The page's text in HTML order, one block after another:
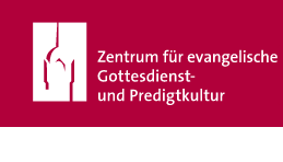
springen